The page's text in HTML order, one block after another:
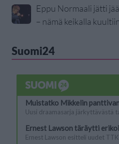
Eppu Normaali jätti
– nämä keikalla
Suomi24